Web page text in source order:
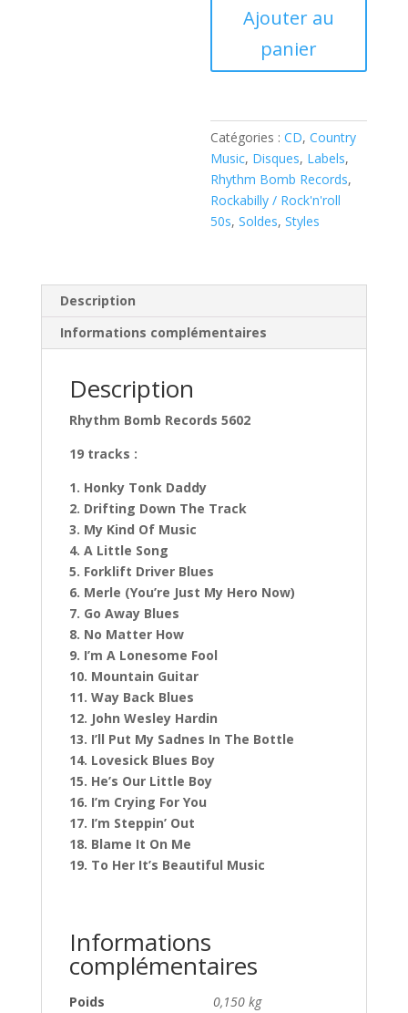
Nolen
Kind
of
Music
(
CD
Ajouter au
panier
Catégories :CD,Country
Music, Disques, Labels,
Rhythm Bomb Records,
Rockabilly / Rock'n'roll
50s,Soldes,Styles
Description
Informations complémentaires
Description
Rhythm Bomb Records 5602
19 tracks :
1. Honky Tonk Daddy
2. Drifting Down The Track
3. My Kind Of Music
4. A Little Song
5. Forklift Driver Blues
6. Merle (You’re Just My Hero Now)
7. Go Away Blues
8. No Matter How
9. I’m A Lonesome Fool
10. Mountain Guitar
11. Way Back Blues
12. John Wesley Hardin
13. I’ll Put My Sadnes In The Bottle
14. Lovesick Blues Boy
15. He’s Our Little Boy
16. I’m Crying For You
17. I’m Steppin’ Out
18. Blame It On Me
19. To Her It’s Beautiful Music
Informations
complémentaires
Poids 0,150 kg